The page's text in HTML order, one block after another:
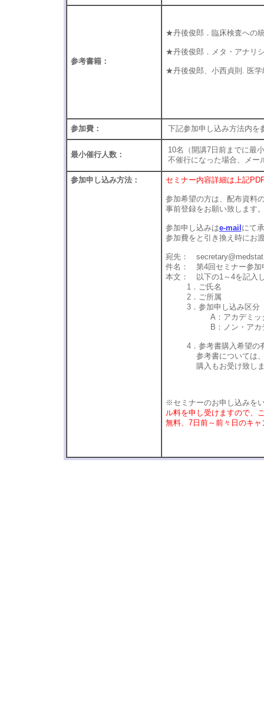
参考書籍：
★丹後俊郎．臨床検査への
★丹後俊郎．メタ・アナリ
★丹後俊郎、小西貞則. 医
参加費： 下記参加申し込み方法内を
最小催行人数：
10名（開講7日前までに最
不催行になった場合、メー
参加申し込み方法： セミナー内容詳細は上記
参加希望の方は、配布資料
事前登録をお願い致しま
参加申し込みはe-mail にて
参加費をと引き換え時にお
宛先：
件名： 第4回セミナー参加
本文： 以下の1～4を記入
1．ご氏名
2．ご所属
3．参加申し込み区分
A：アカデミック （大
B：ノン・アカデミ
4．参考書購入希望の
参考書については、テ
購入もお受け致しま
※セミナーのお申し込みを
ル料を申し受けますので、
無料、7日前～前々日のキ